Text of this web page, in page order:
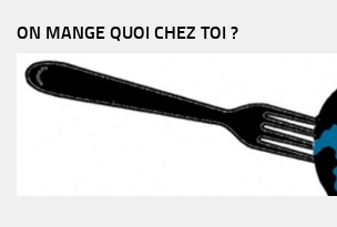
ON MANGE QUOI CHEZ TOI ?